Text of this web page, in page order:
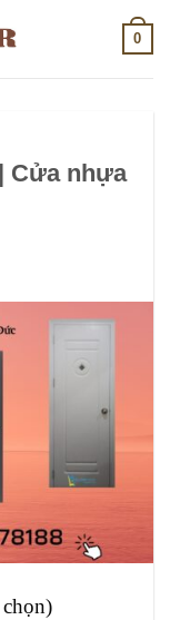
0
Cửa nhựa